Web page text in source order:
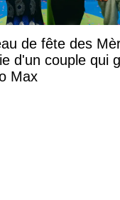
de fête des
d'un couple qui
Max